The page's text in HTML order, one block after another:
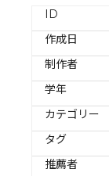
ID
作成日
制作者
学年
カテゴリー
タグ
推薦者